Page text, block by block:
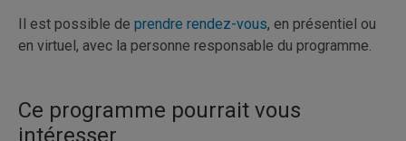
Il est possible de prendre rendez-vous, en présentiel ou
en virtuel, avec la personne responsable du programme.
Ce programme pourrait vous
intéresser